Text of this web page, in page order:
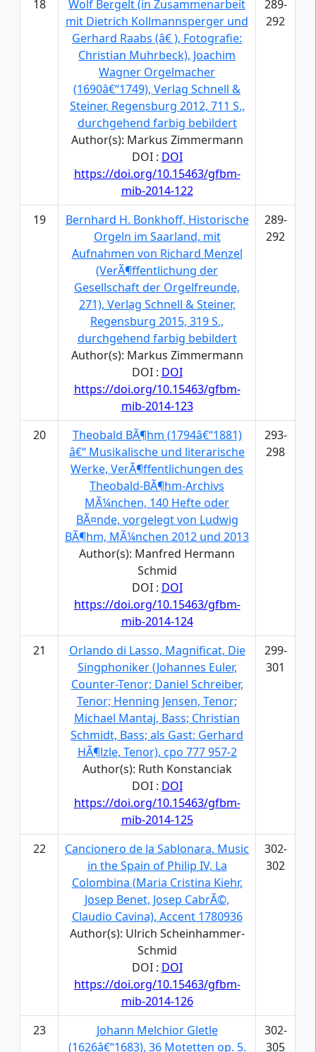
18
Wolf Bergelt (in Zusammenarbeit
mit Dietrich Kollmannsperger und
Gerhard Raabs (â€ ), Fotografie:
Christian Muhrbeck), Joachim
Wagner Orgelmacher
(1690â€“1749), Verlag Schnell &
Steiner, Regensburg 2012, 711 S.,
durchgehend farbig bebildert
Author(s): Markus Zimmermann
DOI : DOI
https://doi.org/10.15463/gfbm-
mib-2014-122
289-
292
19
Bernhard H. Bonkhoff, Historische
Orgeln im Saarland, mit
Aufnahmen von Richard Menzel
(VerÃ¶ffentlichung der
Gesellschaft der Orgelfreunde,
271), Verlag Schnell & Steiner,
Regensburg 2015, 319 S.,
durchgehend farbig bebildert
Author(s): Markus Zimmermann
DOI : DOI
https://doi.org/10.15463/gfbm-
mib-2014-123
289-
292
20
Theobald BÃ¶hm (1794â€“1881)
â€“ Musikalische und literarische
Werke, VerÃ¶ffentlichungen des
Theobald-BÃ¶hm-Archivs
MÃ¼nchen, 140 Hefte oder
BÃ¤nde, vorgelegt von Ludwig
BÃ¶hm, MÃ¼nchen 2012 und 2013
Author(s): Manfred Hermann
Schmid
DOI : DOI
https://doi.org/10.15463/gfbm-
mib-2014-124
293-
298
21
Orlando di Lasso, Magnificat, Die
Singphoniker (Johannes Euler,
Counter-Tenor; Daniel Schreiber,
Tenor; Henning Jensen, Tenor;
Michael Mantaj, Bass; Christian
Schmidt, Bass; als Gast: Gerhard
HÃ¶lzle, Tenor), cpo 777 957-2
Author(s): Ruth Konstanciak
DOI : DOI
https://doi.org/10.15463/gfbm-
mib-2014-125
299-
301
22
Cancionero de la Sablonara. Music
in the Spain of Philip IV, La
Colombina (Maria Cristina Kiehr,
Josep Benet, Josep CabrÃ©,
Claudio Cavina), Accent 1780936
Author(s): Ulrich Scheinhammer-
Schmid
DOI : DOI
https://doi.org/10.15463/gfbm-
mib-2014-126
302-
302
23
Johann Melchior Gletle
(1626â€“1683), 36 Motetten op. 5.
302-
305